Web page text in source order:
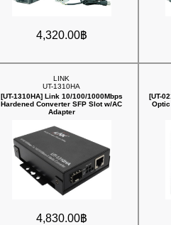
4,320.00฿
LINK
UT-1310HA
[UT-1310HA] Link 10/100/1000Mbps
‎Hardened Converter SFP Slot w/AC
Adapter
4,830.00฿
[UT-
Optic